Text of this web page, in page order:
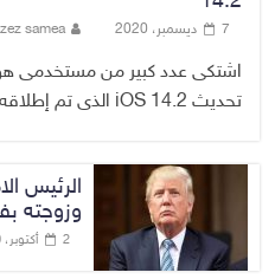
7 ديسمبر، 2020 samea
اشتكى عدد كبير من مستخدمى
تحديث iOS 14.2 الذى تم إطلاقه منذ عدة أيام، بأن
الرئيس
وزوجته
2 أكتوبر، 2020